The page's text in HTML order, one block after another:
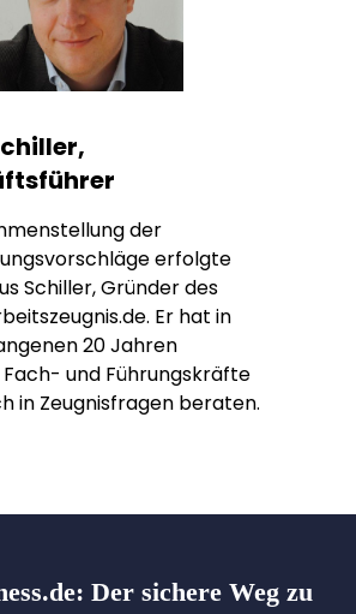
der
erfolgte
Schiller, Gründer des
Er hat in
20 Jahren
und Führungskräfte
in Zeugnisfragen beraten.
Der sichere Weg zu